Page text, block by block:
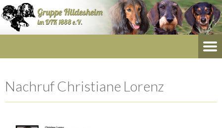
Nachruf Christiane Lorenz